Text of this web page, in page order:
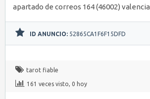
apartado de correos 164 (46002) valencia
ID ANUNCIO: 52865CA1F6F15DFD
tarot fiable
161 veces visto, 0 hoy